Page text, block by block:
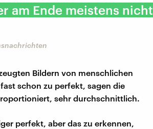
am Ende meistens nicht
Bildern von menschlichen
schon zu perfekt, sagen die
sehr durchschnittlich.
perfekt, aber das zu erkennen,